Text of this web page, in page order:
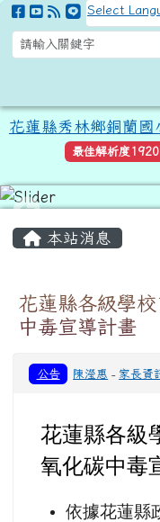
跳至主內容區
花蓮縣秀林鄉
Select
花蓮縣秀林鄉銅蘭國
最佳解析度
本站消息
花蓮縣各級學
中毒宣導計畫
公告 陳瀅惠 - 家長資
花蓮縣各級
氧化碳中毒
依據花蓮縣